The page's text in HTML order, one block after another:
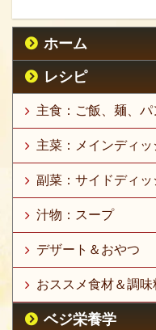
ホーム
レシピ
主食：ご飯、麺、
主菜：メインディッ
副菜：サイドディッ
汁物：スープ
デザート＆おやつ
おススメ食材＆調味
ベジ栄養学